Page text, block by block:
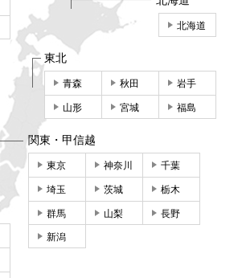
北海道
東北
青森 秋田 岩手
山形 宮城 福島
関東・甲信越
東京 神奈川 千葉
埼玉 茨城 栃木
群馬 山梨 長野
新潟